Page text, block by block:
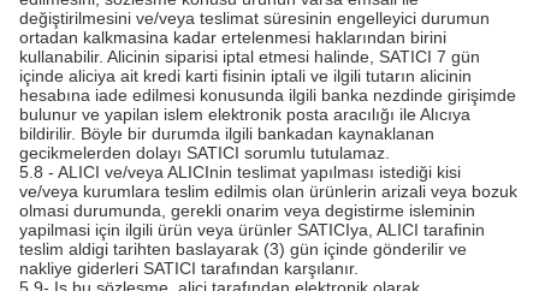
değiştirilmesini ve/veya teslimat süresinin engelleyici durumun
ortadan kalkmasina kadar ertelenmesi haklarından birini
kullanabilir. Alicinin siparisi iptal etmesi halinde, SATICI 7 gün
içinde aliciya ait kredi karti fisinin iptali ve ilgili tutarın alicinin
hesabına iade edilmesi konusunda ilgili banka nezdinde girişimde
bulunur ve yapilan islem elektronik posta aracılığı ile Alıcıya
bildirilir. Böyle bir durumda ilgili bankadan kaynaklanan
gecikmelerden dolayı SATICI sorumlu tutulamaz.
5.8 - ALICI ve/veya ALICInin teslimat yapılması istediği kisi
ve/veya kurumlara teslim edilmis olan ürünlerin arizali veya bozuk
olmasi durumunda, gerekli onarim veya degistirme isleminin
yapilmasi için ilgili ürün veya ürünler SATICIya, ALICI tarafinin
teslim aldigi tarihten baslayarak (3) gün içinde gönderilir ve
nakliye giderleri SATICI tarafından karşılanır.